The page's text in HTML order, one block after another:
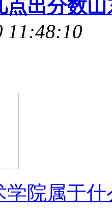
点出分数
11:48:10
学院属于什